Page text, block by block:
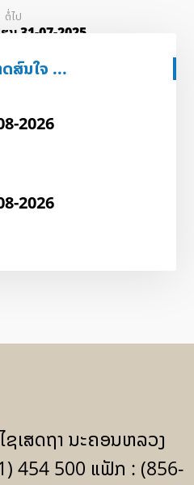
ຕໍ່ໄປ
ນ 31-07-2025
ສົນໃຈ ...
2026
2026
ຊເສດຖາ ນະຄອນຫລວງ
454 500 ແຟັກ : (856-